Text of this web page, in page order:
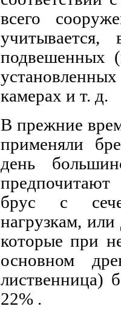
всего
учитывается,
подвешенных
камерах и т. д.
В прежние
применяли
день
предпочитают
брус с
нагрузкам,
которые при
основном
лиственница)
22% .